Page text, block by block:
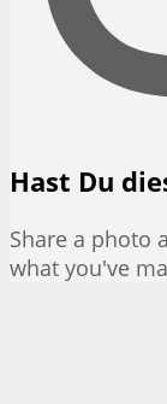
Hast Du
Share a photo
what you've